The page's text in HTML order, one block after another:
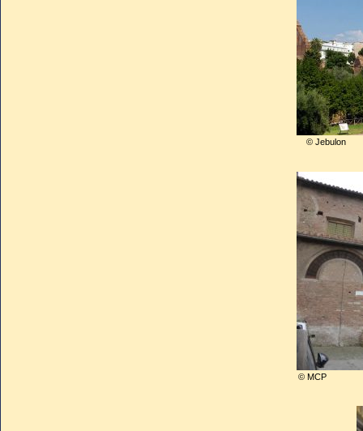
© MCP
© Jebulon
Après un départ retardé
hostilités en Italie, Grégoire
1376. Il s’embarqua à
mois d’un voyage difficile
arriva à Rome par le Tibre le
Toutefois, il n’aura jamais
les réformes qu’on
Il laissait l’Eglise dans une
les conflits en Italie étaient
Il était le dernier pape